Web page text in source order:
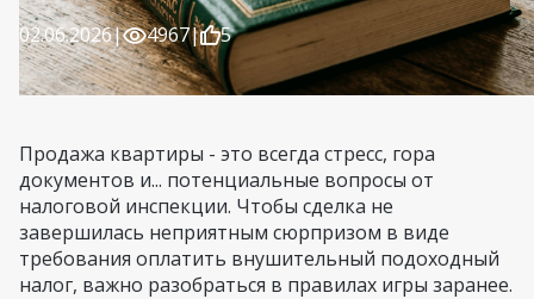
02.06.2026| 4967| 5
Продажа квартиры - это всегда стресс, гора
документов и... потенциальные вопросы от
налоговой инспекции. Чтобы сделка не
завершилась неприятным сюрпризом в виде
требования оплатить внушительный подоходный
налог, важно разобраться в правилах игры заранее.